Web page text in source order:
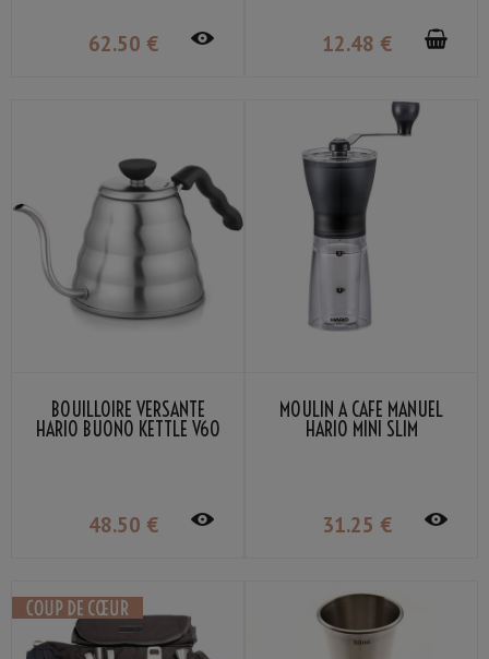
62.50 € 12.48 €
BOUILLOIRE VERSANTE
HARIO BUONO KETTLE V60
48.50 €
MOULIN À CAFÉ MANUEL
HARIO MINI SLIM
31.25 €